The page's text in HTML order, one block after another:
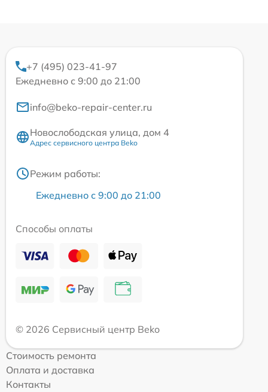
+7 (495) 023-41-97
Ежедневно с 9:00 до 21:00
info@beko-repair-center.ru
Новослободская улица, дом 4
Адрес сервисного центра Beko
Режим работы:
Ежедневно с 9:00 до 21:00
Способы оплаты
© 2026 Сервисный центр Beko
Стоимость ремонта
Оплата и доставка
Контакты